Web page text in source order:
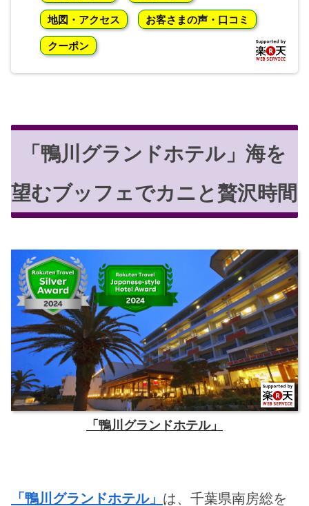
地図・アクセス
お客さまの声・口コミ
クーポン
「鴨川グランドホテル」海を
望むブッフェでカニと贅沢時間
「鴨川グランドホテル」
「鴨川グランドホテル」 は、千葉県南房総を